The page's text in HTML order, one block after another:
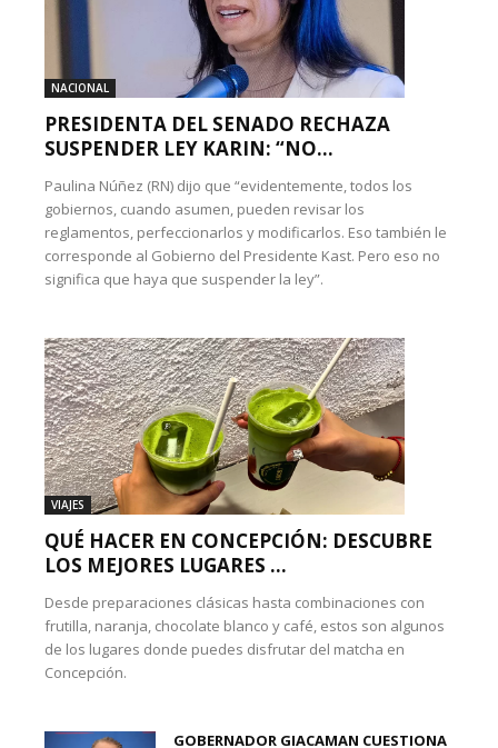
NACIONAL
PRESIDENTA DEL SENADO RECHAZA
SUSPENDER LEY KARIN: “NO...
Paulina Núñez (RN) dijo que “evidentemente, todos los
gobiernos, cuando asumen, pueden revisar los
reglamentos, perfeccionarlos y modificarlos. Eso también le
corresponde al Gobierno del Presidente Kast. Pero eso no
significa que haya que suspender la ley”.
VIAJES
QUÉ HACER EN CONCEPCIÓN: DESCUBRE
LOS MEJORES LUGARES ...
Desde preparaciones clásicas hasta combinaciones con
frutilla, naranja, chocolate blanco y café, estos son algunos
de los lugares donde puedes disfrutar del matcha en
Concepción.
GOBERNADOR GIACAMAN CUESTIONA